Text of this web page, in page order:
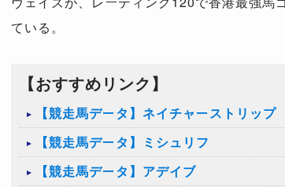
ている。
【おすすめリンク】
【競走馬データ】ネイチャーストリップ
【競走馬データ】ミシュリフ
【競走馬データ】アデイブ